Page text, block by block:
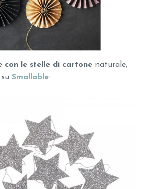
con le stelle di cartone naturale,
suSmallable: